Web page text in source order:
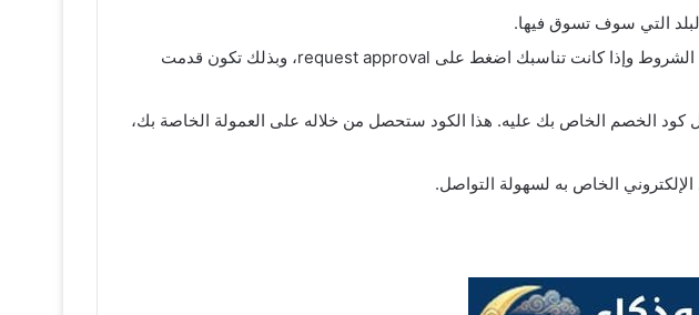
التي سوف تسوق فيها.
بعد القيام بالخطوات السابقة يتم الآن الانتقال إلى صفحة بها شروط الموقع، قم بقراءة جميع الشروط وإذا كانت تناسبك اضغط على request approval، وبذلك تكون قدمت
كود الخصم الخاص بك عليه. هذا الكود ستحصل من خلاله على العمولة الخاصة بك،
الخاص به لسهولة التواصل.